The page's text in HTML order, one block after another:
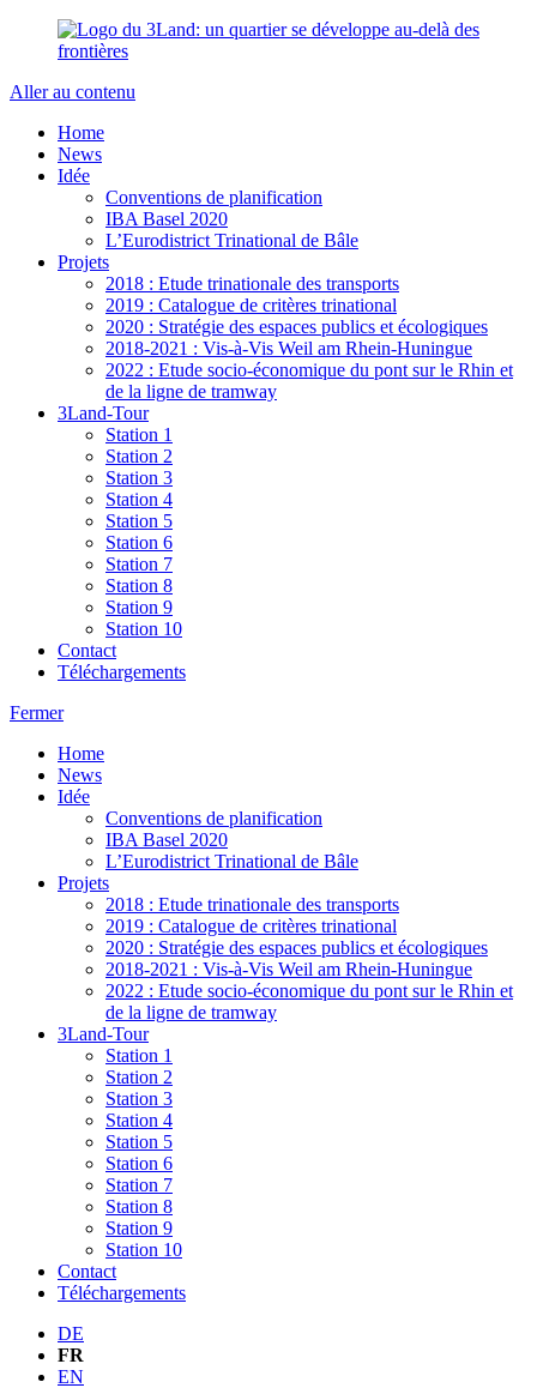
Aller au contenu
Home
News
Idée
Conventions de planification
IBA Basel 2020
L’Eurodistrict Trinational de Bâle
Projets
2018 : Etude trinationale des transports
2019 : Catalogue de critères trinational
2020 : Stratégie des espaces publics et écologiques
2018-2021 : Vis-à-Vis Weil am Rhein-Huningue
2022 : Etude socio-économique du pont sur le Rhin et
de la ligne de tramway
3Land-Tour
Station 1
Station 2
Station 3
Station 4
Station 5
Station 6
Station 7
Station 8
Station 9
Station 10
Contact
Téléchargements
Fermer
Home
News
Idée
Conventions de planification
IBA Basel 2020
L’Eurodistrict Trinational de Bâle
Projets
2018 : Etude trinationale des transports
2019 : Catalogue de critères trinational
2020 : Stratégie des espaces publics et écologiques
2018-2021 : Vis-à-Vis Weil am Rhein-Huningue
2022 : Etude socio-économique du pont sur le Rhin et
de la ligne de tramway
3Land-Tour
Station 1
Station 2
Station 3
Station 4
Station 5
Station 6
Station 7
Station 8
Station 9
Station 10
Contact
Téléchargements
DE
FR
EN